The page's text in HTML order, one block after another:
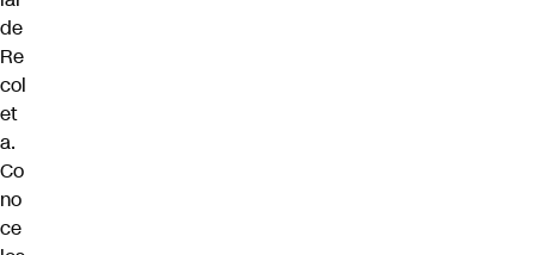
de
Re
col
et
a.
Co
no
ce